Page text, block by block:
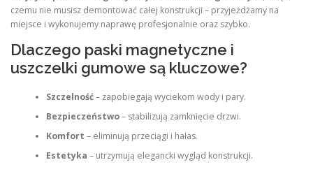
czemu nie musisz demontować całej konstrukcji – przyjeżdżamy na
miejsce i wykonujemy naprawę profesjonalnie oraz szybko.
Dlaczego paski magnetyczne i
uszczelki gumowe są kluczowe?
Szczelność– zapobiegają wyciekom wody i pary.
Bezpieczeństwo– stabilizują zamknięcie drzwi.
Komfort – eliminują przeciągi i hałas.
Estetyka – utrzymują elegancki wygląd konstrukcji.